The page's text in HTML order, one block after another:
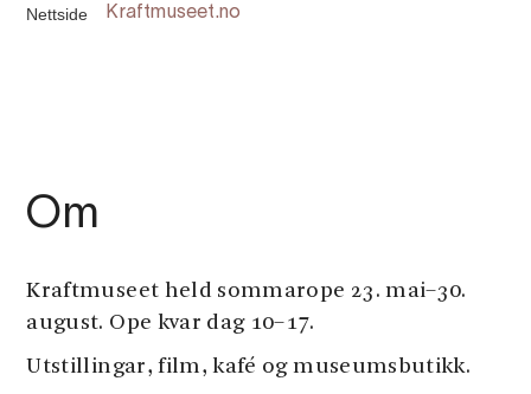
Nettside Kraftmuseet.no
Om
Kraftmuseet held sommarope 23. mai–30.
august. Ope kvar dag 10–17.
Utstillingar, film, kafé og museumsbutikk.